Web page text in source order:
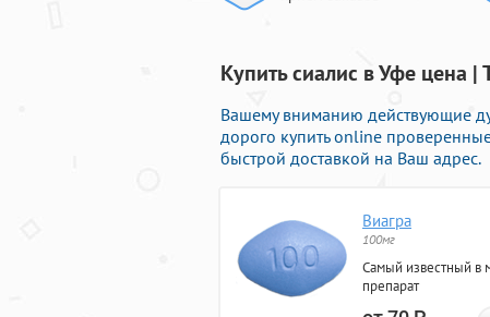
Купить сиалис в Уфе цена |
Вашему вниманию действующие
дорого купить online
быстрой доставкой на Ваш адрес.
Виагра
100мг
Самый известный в
препарат